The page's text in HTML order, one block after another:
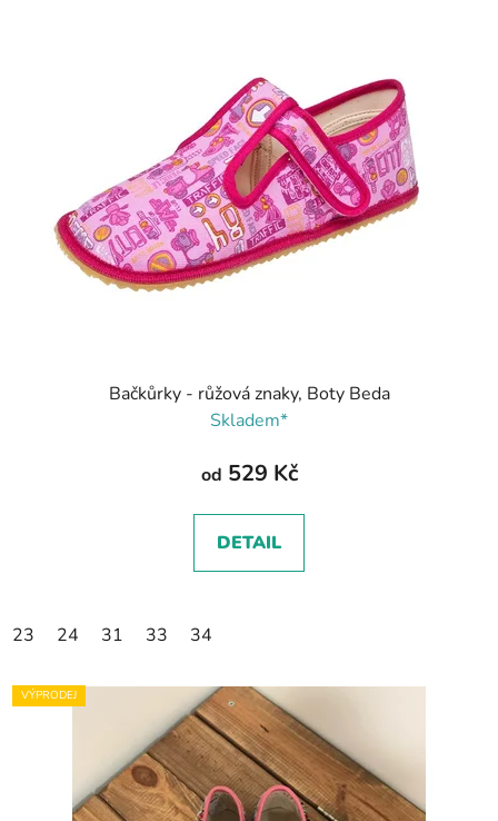
Bačkůrky - růžová znaky, Boty Beda
Skladem*
od 529 Kč
DETAIL
23 24 31 33 34
VÝPRODEJ